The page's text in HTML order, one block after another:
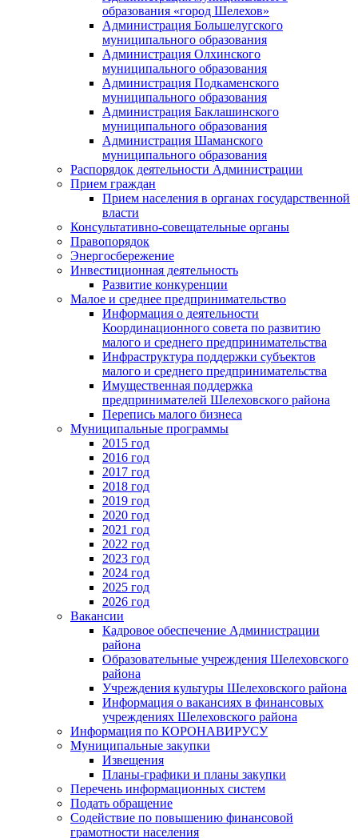
образования «город Шелехов»
Администрация Большелугского
муниципального образования
Администрация Олхинского
муниципального образования
Администрация Подкаменского
муниципального образования
Администрация Баклашинского
муниципального образования
Администрация Шаманского
муниципального образования
Распорядок деятельности Администрации
Прием граждан
Прием населения в органах государственной
власти
Консультативно-совещательные органы
Правопорядок
Энергосбережение
Инвестиционная деятельность
Развитие конкуренции
Малое и среднее предпринимательство
Информация о деятельности
Координационного совета по развитию
малого и среднего предпринимательства
Инфраструктура поддержки субъектов
малого и среднего предпринимательства
Имущественная поддержка
предпринимателей Шелеховского района
Перепись малого бизнеса
Муниципальные программы
2015 год
2016 год
2017 год
2018 год
2019 год
2020 год
2021 год
2022 год
2023 год
2024 год
2025 год
2026 год
Вакансии
Кадровое обеспечение Администрации
района
Образовательные учреждения Шелеховского
района
Учреждения культуры Шелеховского района
Информация о вакансиях в финансовых
учреждениях Шелеховского района
Информация по КОРОНАВИРУСУ
Муниципальные закупки
Извещения
Планы-графики и планы закупки
Перечень информационных систем
Подать обращение
Содействие по повышению финансовой
грамотности населения